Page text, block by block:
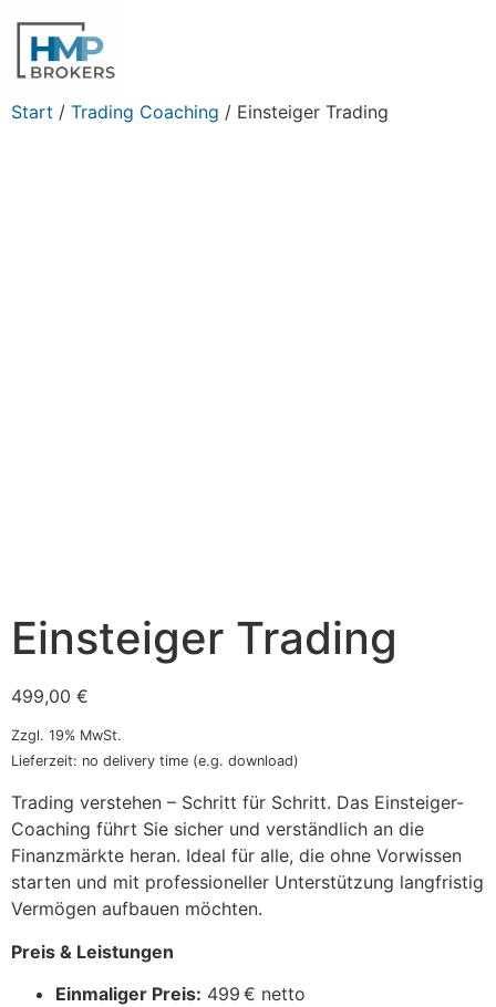
Start / Trading Coaching / Einsteiger Trading
Einsteiger Trading
499,00 €
Zzgl. 19% MwSt.
Lieferzeit: no delivery time (e.g. download)
Trading verstehen – Schritt für Schritt. Das Einsteiger-
Coaching führt Sie sicher und verständlich an die
Finanzmärkte heran. Ideal für alle, die ohne Vorwissen
starten und mit professioneller Unterstützung langfristig
Vermögen aufbauen möchten.
Preis & Leistungen
Einmaliger Preis: 499 € netto